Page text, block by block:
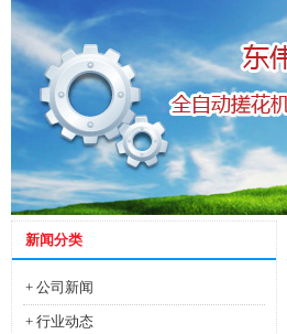
新闻分类
+ 公司新闻
+ 行业动态